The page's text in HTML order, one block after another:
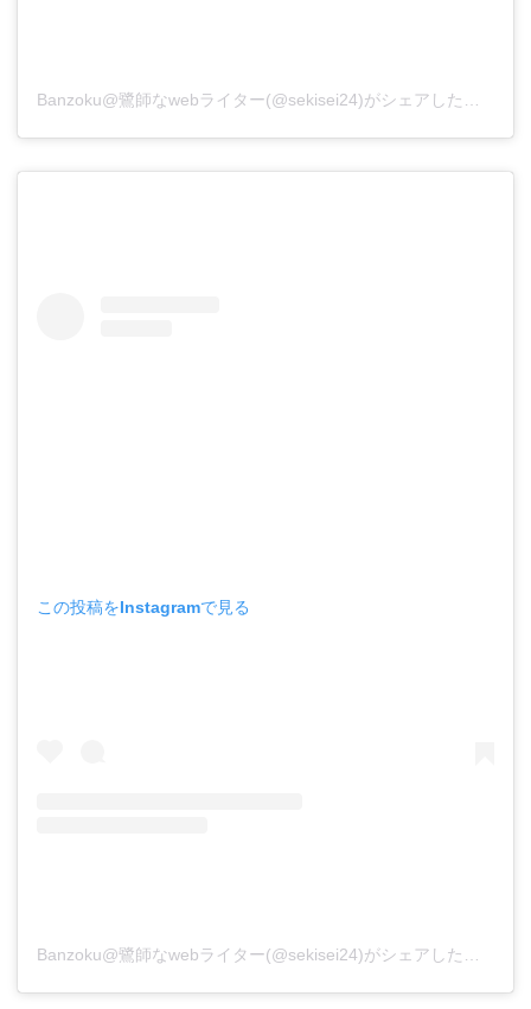
Banzoku@鷺師なwebライター(@sekisei24)がシェアした投稿
この投稿をInstagramで見る